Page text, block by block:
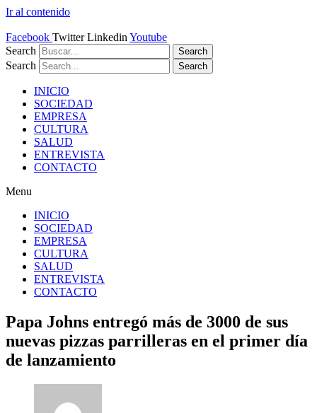
Ir al contenido
Facebook Twitter Linkedin Youtube
Search
Search
Search Search
INICIO
SOCIEDAD
EMPRESA
CULTURA
SALUD
ENTREVISTA
CONTACTO
Menu
INICIO
SOCIEDAD
EMPRESA
CULTURA
SALUD
ENTREVISTA
CONTACTO
Papa Johns entregó más de 3000 de sus
nuevas pizzas parrilleras en el primer día
de lanzamiento